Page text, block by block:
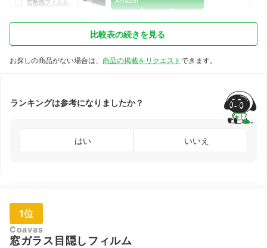
窓断熱フィルム
比較表の続きを見る
お探しの商品がない場合は、 商品の掲載をリクエスト できます。
ランキングは参考になりましたか？
はい いいえ
1位
Coavas
窓ガラス目隠しフィルム